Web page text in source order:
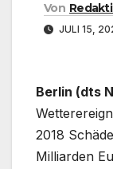
Von
JULI 15,
Berlin (dts
2018
Milliarden